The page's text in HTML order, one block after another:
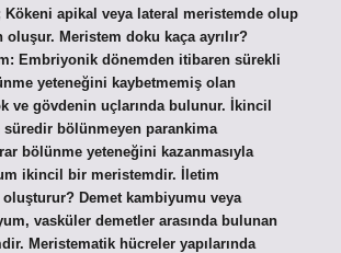
apikal veya lateral meristemde olup
Meristem doku kaça ayrılır?
Embriyonik dönemden itibaren sürekli
yeteneğini kaybetmemiş olan
ve gövdenin uçlarında bulunur. İkincil
bölünmeyen parankima
bölünme yeteneğini kazanmasıyla
ikincil bir meristemdir. İletim
Demet kambiyumu veya
vasküler demetler arasında bulunan
Meristematik hücreler yapılarında